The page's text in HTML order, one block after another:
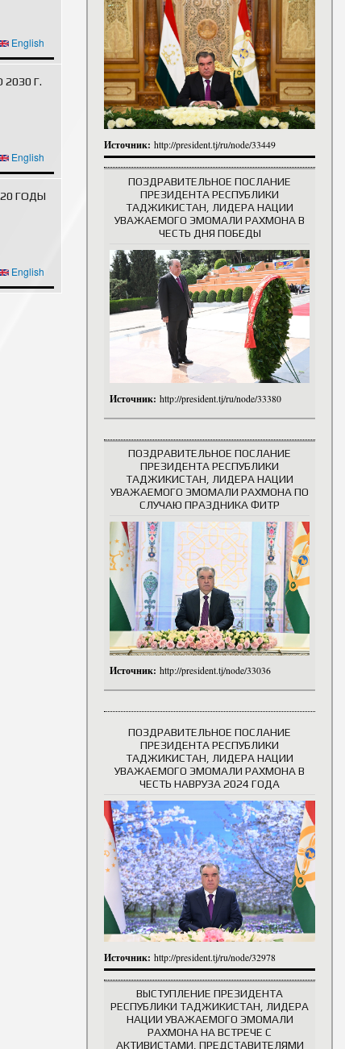
История руководителей
English
Г.
English
ГОДЫ
English
Источник: http://president.tj/ru/node/33449
ПОЗДРАВИТЕЛЬНОЕ ПОСЛАНИЕ
ПРЕЗИДЕНТА РЕСПУБЛИКИ
ТАДЖИКИСТАН, ЛИДЕРА НАЦИИ
УВАЖАЕМОГО ЭМОМАЛИ РАХМОНА В
ЧЕСТЬ ДНЯ ПОБЕДЫ
Источник: http://president.tj/ru/node/33380
ПОЗДРАВИТЕЛЬНОЕ ПОСЛАНИЕ
ПРЕЗИДЕНТА РЕСПУБЛИКИ
ТАДЖИКИСТАН, ЛИДЕРА НАЦИИ
УВАЖАЕМОГО ЭМОМАЛИ РАХМОНА ПО
СЛУЧАЮ ПРАЗДНИКА ФИТР
Источник: http://president.tj/node/33036
ПОЗДРАВИТЕЛЬНОЕ ПОСЛАНИЕ
ПРЕЗИДЕНТА РЕСПУБЛИКИ
ТАДЖИКИСТАН, ЛИДЕРА НАЦИИ
УВАЖАЕМОГО ЭМОМАЛИ РАХМОНА В
ЧЕСТЬ НАВРУЗА 2024 ГОДА
Источник: http://president.tj/ru/node/32978
ВЫСТУПЛЕНИЕ ПРЕЗИДЕНТА
РЕСПУБЛИКИ ТАДЖИКИСТАН, ЛИДЕРА
НАЦИИ УВАЖАЕМОГО ЭМОМАЛИ
РАХМОНА НА ВСТРЕЧЕ С
АКТИВИСТАМИ, ПРЕДСТАВИТЕЛЯМИ